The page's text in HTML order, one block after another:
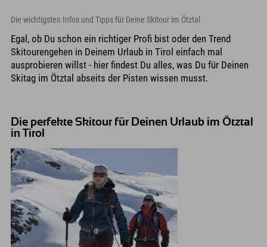
Die wichtigsten Infos und Tipps für Deine Skitour im Ötztal
Egal, ob Du schon ein richtiger Profi bist oder den Trend
Skitourengehen in Deinem Urlaub in Tirol einfach mal
ausprobieren willst - hier findest Du alles, was Du für Deinen
Skitag im Ötztal abseits der Pisten wissen musst.
Die perfekte Skitour für Deinen Urlaub im Ötztal
in Tirol